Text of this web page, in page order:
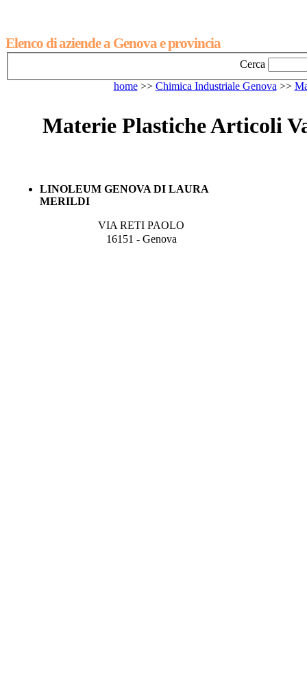
Elenco di aziende a Genova e provincia
Cerca
home>> Chimica Industriale Genova >>
Materie Plastiche Articoli
LINOLEUM GENOVA DI LAURA
MERILDI
VIA RETI PAOLO
16151 - Genova